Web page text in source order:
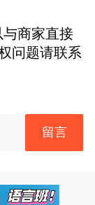
与商家直接
问题请联系
留言